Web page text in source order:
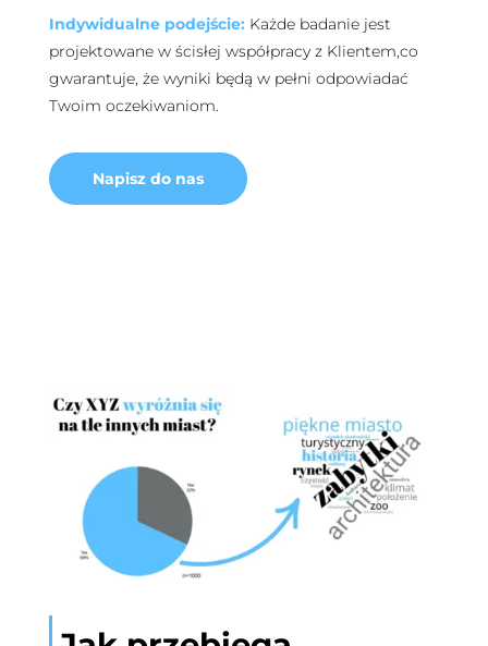
Indywidualne podejście: Każde badanie jest
projektowane w ścisłej współpracy z Klientem,co
gwarantuje, że wyniki będą w pełni odpowiadać
Twoim oczekiwaniom.
Napisz do nas